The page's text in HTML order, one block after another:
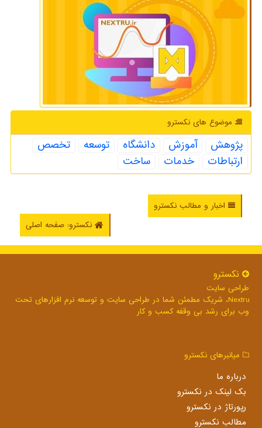
موضوع های نكسترو
پژوهش آموزش دانشگاه توسعه
تخصص
ارتباطات
خدمات ساخت
اخبار و مطالب نکسترو
نکسترو: صفحه اصلی
نكسترو
طراحی سایت
Nextru، شریک مطمئن شما در طراحی سایت و توسعه نرم افزارهای تحت
وب برای رشد بی وقفه کسب و کار
میانبرهای نكسترو
درباره ما
بک لینک در نكسترو
رپورتاژ در نكسترو
مطالب نكسترو